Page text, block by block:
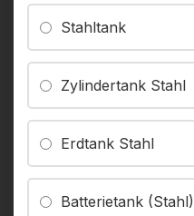
Stahltank
Zylindertank Stahl
Erdtank Stahl
Batterietank (Stahl)